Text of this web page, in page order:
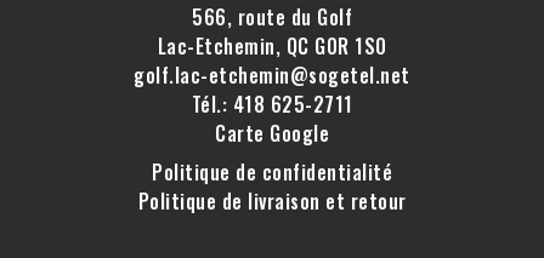
566, route du Golf
Lac-Etchemin, QC G0R 1S0
golf.lac-etchemin@sogetel.net
Tél.: 418 625-2711
Carte Google
Politique de confidentialité
Politique de livraison et retour